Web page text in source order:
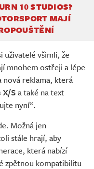
10 STUDIOS?
MAJÍ
uživatelé všimli, že
mnohem ostřeji a lépe
nová reklama, která
X/S a také na text
nyní“.
Možná jen
stále hrají, aby
která nabízí
zpětnou kompatibilitu